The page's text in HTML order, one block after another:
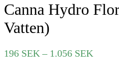
Canna Hydro
Vatten)
196 SEK – 1.056 SEK